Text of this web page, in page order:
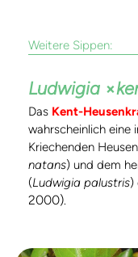
Weitere Sippen:
Ludwigia ×
Das Kent-
wahrscheinlich eine
Kriechenden
natans) und dem
(Ludwigia palustris)
2000).